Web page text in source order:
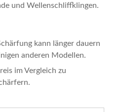
und Wellenschliffklingen.
kann länger dauern
anderen Modellen.
im Vergleich zu